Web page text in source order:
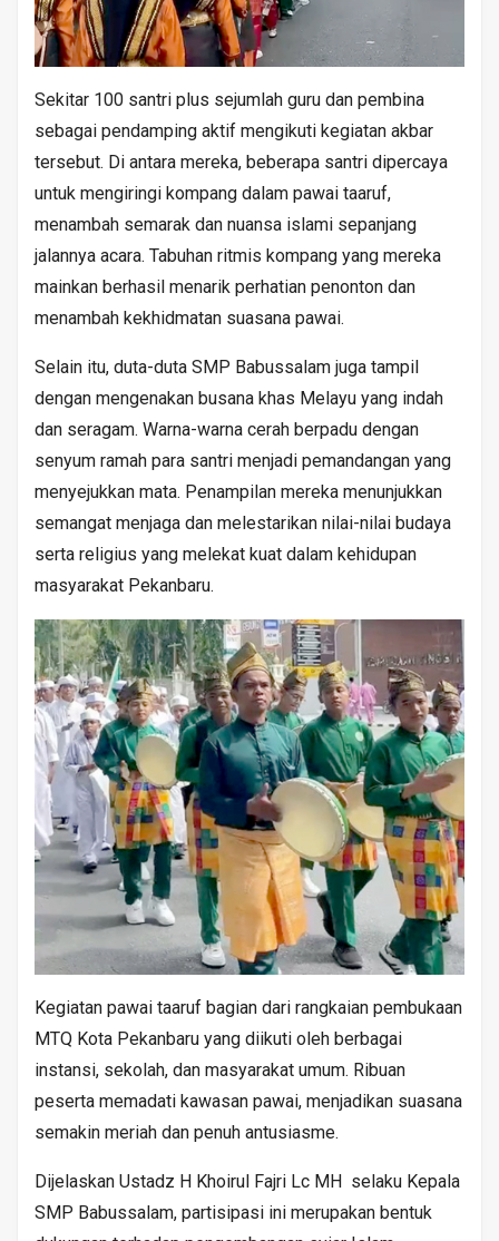
Sekitar 100 santri plus sejumlah guru dan pembina
sebagai pendamping aktif mengikuti kegiatan akbar
tersebut. Di antara mereka, beberapa santri dipercaya
untuk mengiringi kompang dalam pawai taaruf,
menambah semarak dan nuansa islami sepanjang
jalannya acara. Tabuhan ritmis kompang yang mereka
mainkan berhasil menarik perhatian penonton dan
menambah kekhidmatan suasana pawai.
Selain itu, duta-duta SMP Babussalam juga tampil
dengan mengenakan busana khas Melayu yang indah
dan seragam. Warna-warna cerah berpadu dengan
senyum ramah para santri menjadi pemandangan yang
menyejukkan mata. Penampilan mereka menunjukkan
semangat menjaga dan melestarikan nilai-nilai budaya
serta religius yang melekat kuat dalam kehidupan
masyarakat Pekanbaru.
Kegiatan pawai taaruf bagian dari rangkaian pembukaan
MTQ Kota Pekanbaru yang diikuti oleh berbagai
instansi, sekolah, dan masyarakat umum. Ribuan
peserta memadati kawasan pawai, menjadikan suasana
semakin meriah dan penuh antusiasme.
Dijelaskan Ustadz H Khoirul Fajri Lc MH selaku Kepala
SMP Babussalam, partisipasi ini merupakan bentuk